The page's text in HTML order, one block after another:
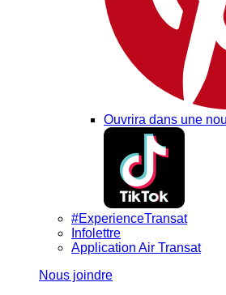
Ouvrira dans une
#ExperienceTransat
Infolettre
Application Air Transat
Nous joindre